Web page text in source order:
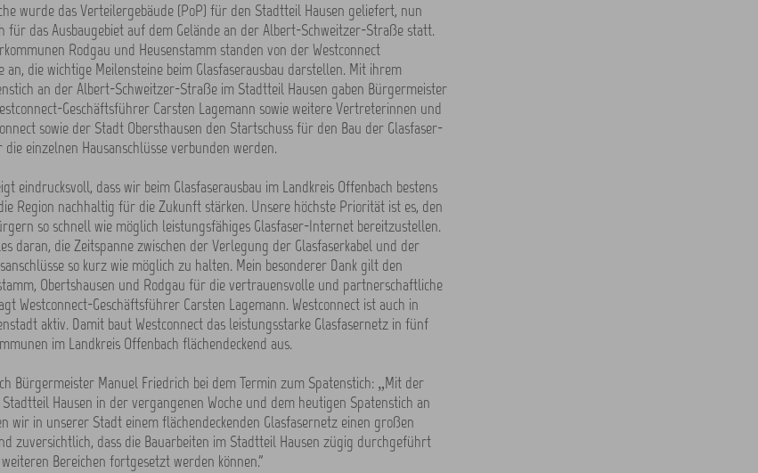
wurde das Verteilergebäude (PoP) für den Stadtteil Hausen geliefert, nun
für das Ausbaugebiet auf dem Gelände an der Albert-Schweitzer-Straße statt.
Rodgau und Heusenstamm standen von der Westconnect
an, die wichtige Meilensteine beim Glasfaserausbau darstellen. Mit ihrem
an der Albert-Schweitzer-Straße im Stadtteil Hausen gaben Bürgermeister
Geschäftsführer Carsten Lagemann sowie weitere Vertreterinnen und
sowie der Stadt Obersthausen den Startschuss für den Bau der Glasfaser-
einzelnen Hausanschlüsse verbunden werden.
eindrucksvoll, dass wir beim Glasfaserausbau im Landkreis Offenbach bestens
Region nachhaltig für die Zukunft stärken. Unsere höchste Priorität ist es, den
so schnell wie möglich leistungsfähiges Glasfaser-Internet bereitzustellen.
daran, die Zeitspanne zwischen der Verlegung der Glasfaserkabel und der
so kurz wie möglich zu halten. Mein besonderer Dank gilt den
Obertshausen und Rodgau für die vertrauensvolle und partnerschaftliche
Westconnect-Geschäftsführer Carsten Lagemann. Westconnect ist auch in
aktiv. Damit baut Westconnect das leistungsstarke Glasfasernetz in fünf
im Landkreis Offenbach flächendeckend aus.
Bürgermeister Manuel Friedrich bei dem Termin zum Spatenstich: „Mit der
Hausen in der vergangenen Woche und dem heutigen Spatenstich an
wir in unserer Stadt einem flächendeckenden Glasfasernetz einen großen
zuversichtlich, dass die Bauarbeiten im Stadtteil Hausen zügig durchgeführt
Bereichen fortgesetzt werden können."